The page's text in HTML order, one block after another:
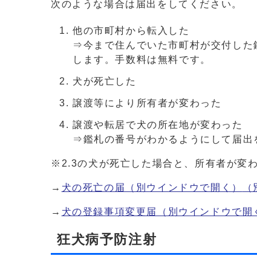
次のような場合は届出をしてください。
他の市町村から転入した
⇒今まで住んでいた市町村が交付した
します。手数料は無料です。
犬が死亡した
譲渡等により所有者が変わった
譲渡や転居で犬の所在地が変わった
⇒鑑札の番号がわかるようにして届出
※2.3の犬が死亡した場合と、所有者が変
→ 犬の死亡の届（別ウインドウで開く）
→ 犬の登録事項変更届（別ウインドウで開
狂犬病予防注射